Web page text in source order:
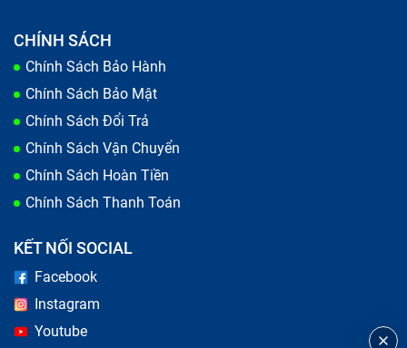
CHÍNH SÁCH
Chính Sách Bảo Hành
Chính Sách Bảo Mật
Chính Sách Đổi Trả
Chính Sách Vận Chuyển
Chính Sách Hoàn Tiền
Chính Sách Thanh Toán
KẾT NỐI SOCIAL
Facebook
Instagram
Youtube